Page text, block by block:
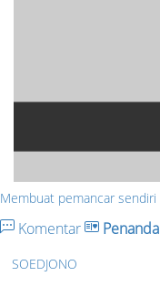
Membuat pemancar sendiri
Komentar Penanda
SOEDJONO